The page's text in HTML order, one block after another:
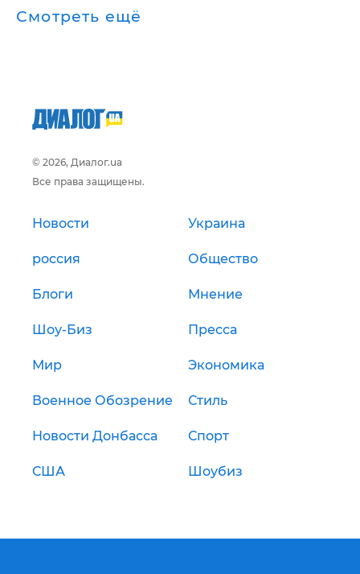
Смотреть ещё
© 2026, Диалог.ua
Все права защищены.
Новости Украина
россия Общество
Блоги Мнение
Шоу-Биз Пресса
Мир Экономика
Военное Обозрение Стиль
Новости Донбасса Спорт
США Шоубиз